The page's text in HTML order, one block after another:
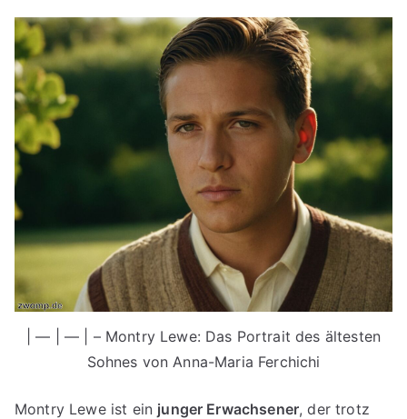
| — | — | – Montry Lewe: Das Portrait des ältesten
Sohnes von Anna-Maria Ferchichi
Montry Lewe ist ein junger Erwachsener, der trotz